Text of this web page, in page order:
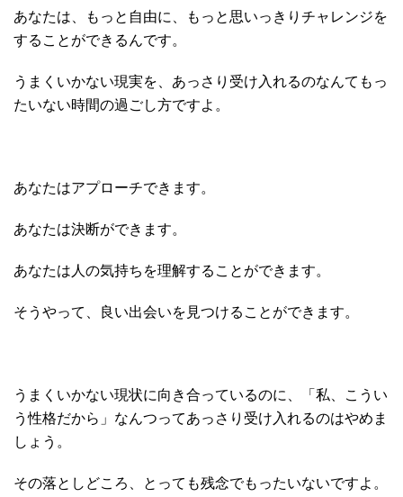
あなたは、もっと自由に、もっと思いっきりチャレンジを
することができるんです。
うまくいかない現実を、あっさり受け入れるのなんてもっ
たいない時間の過ごし方ですよ。
あなたはアプローチできます。
あなたは決断ができます。
あなたは人の気持ちを理解することができます。
そうやって、良い出会いを見つけることができます。
うまくいかない現状に向き合っているのに、「私、こうい
う性格だから」なんつってあっさり受け入れるのはやめま
しょう。
その落としどころ、とっても残念でもったいないですよ。